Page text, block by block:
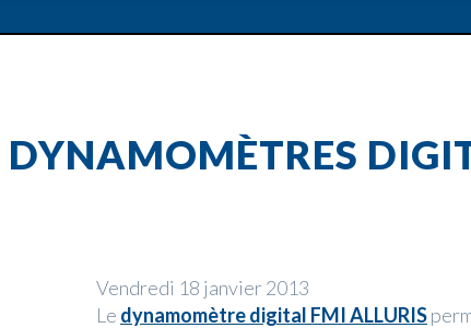
Vendredi 18 janvier 2013
Le dynamomètre digital FMI ALLURIS